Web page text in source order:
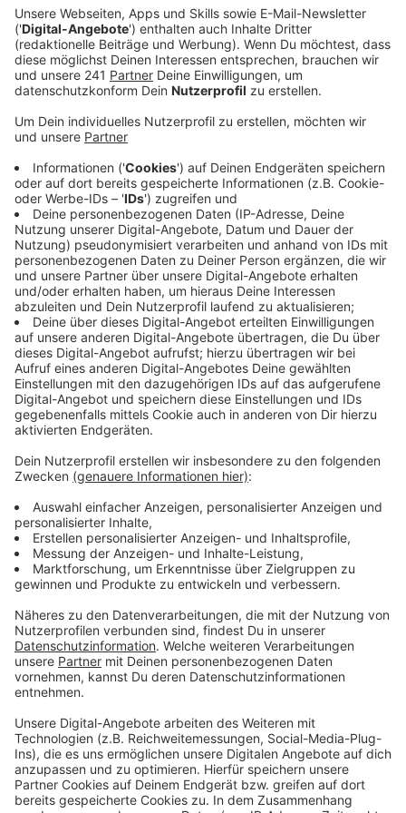
nicht nur Trainer und Teammitglieder, sondern
auch Freunde und Familie.
Veröffentlicht:Dienstag, 10.09.2024 06:20
Urlaub für Athletinnen und Athleten
Anzeige
Taliso Engel, der bei den Paralympics Gold in 100
Meter Brust geholt hat, konnte die letzten Wochen
noch nicht ganz verarbeiten, er sagte, die Zeit sei so
schnell vergangen - gleichzeitig habe er den Eindruck,
lange weggewesen zu sein. Für die meisten
Athletinnen und Athleten geht es jetzt erstmal in den
Urlaub- danach steht für viele das nächste Ziel Fest:
Olympia 2028 in Los Angeles.
Anzeige
Weitere Meldungen aus Leverkusen
Anzeige
Leverkusener City C: Umfrage zu
Umgestaltungsplänen
Aktion: Leverkusener Ansprechstellen für Frauen
protestieren
Mockridge-Debatte: Auftritt von Nizar im
Leverkusener Scala
Anzeige